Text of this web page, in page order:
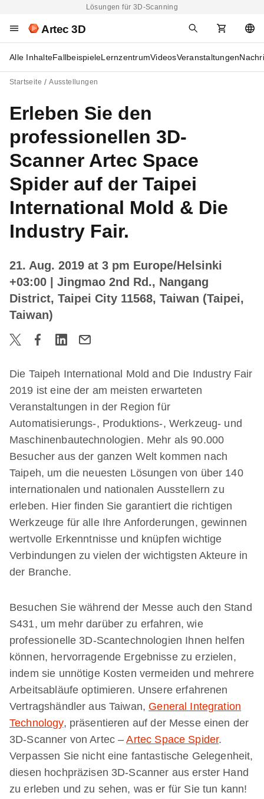
Lösungen für 3D-Scanning
Artec 3D
Alle InhalteFallbeispieleLernzentrumVideosVeranstaltungen
Startseite Ausstellungen
Erleben Sie den
professionellen 3D-
Scanner Artec Space
Spider auf der Taipei
International Mold & Die
Industry Fair.
21. Aug. 2019 at 3 pm Europe/Helsinki
+03:00
| Jingmao 2nd Rd., Nangang
District, Taipei City 11568, Taiwan (Taipei,
Taiwan)
Die Taipeh International Mold and Die Industry Fair
2019 ist eine der am meisten erwarteten
Veranstaltungen in der Region für
Automatisierungs-, Produktions-, Werkzeug- und
Maschinenbautechnologien. Mehr als 90.000
Besucher aus der ganzen Welt kommen nach
Taipeh, um die neuesten Lösungen von über 140
internationalen und nationalen Ausstellern zu
erleben. Hier finden Sie garantiert die richtigen
Werkzeuge für alle Ihre Anforderungen, gewinnen
wertvolle Erkenntnisse und knüpfen wichtige
Verbindungen zu vielen der wichtigsten Akteure in
der Branche.
Besuchen Sie während der Messe auch den Stand
S431, um mehr darüber zu erfahren, wie
professionelle 3D-Scantechnologien Ihnen helfen
können, hervorragende Ergebnisse zu erzielen,
indem sie unnötige Kosten vermeiden und mehrere
Arbeitsabläufe optimieren. Unsere erfahrenen
Vertragshändler aus Taiwan, General Integration
Technology, präsentieren auf der Messe einen der
3D-Scanner von Artec –Artec Space Spider.
Verpassen Sie nicht eine fantastische Gelegenheit,
diesen hochpräzisen 3D-Scanner aus erster Hand
zu erleben und zu sehen, was er für Sie tun kann!